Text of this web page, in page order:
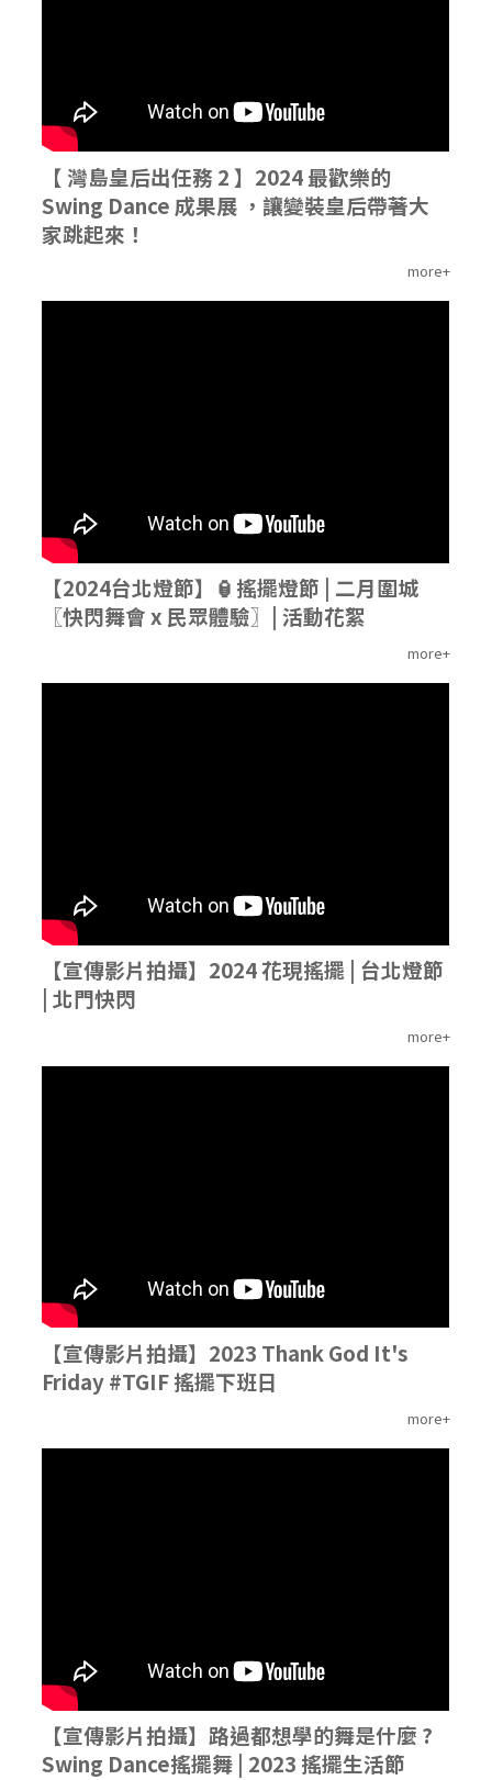
【 灣島皇后出任務 2 】2024 最歡樂的
Swing Dance 成果展 ，讓變裝皇后帶著大
家跳起來！
more+
【2024台北燈節】🏮搖擺燈節 | 二月圍城
〖快閃舞會 x 民眾體驗〗| 活動花絮
more+
【宣傳影片拍攝】2024 花現搖擺 | 台北燈節
| 北門快閃
more+
【宣傳影片拍攝】2023 Thank God It's
Friday #TGIF 搖擺下班日
more+
【宣傳影片拍攝】路過都想學的舞是什麼 ?
Swing Dance搖擺舞 | 2023 搖擺生活節